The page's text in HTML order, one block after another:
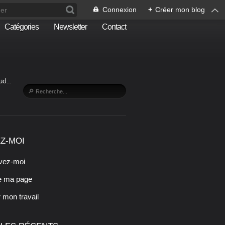
Connexion + Créer mon blog
Catégories Newsletter Contact
MOI
moi
ma page
mon travail